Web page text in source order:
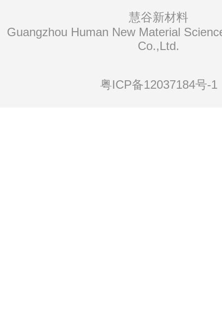
慧谷新材料
Co.,Ltd.
粤ICP备12037184号-1